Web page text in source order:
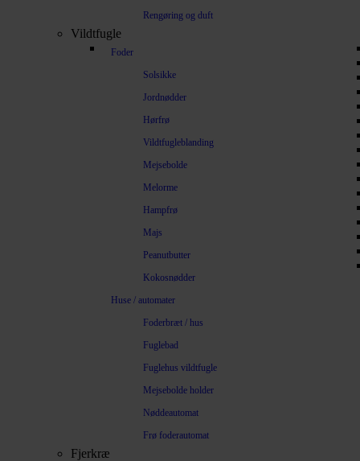
Rengøring og duft
Vildtfugle
Foder
Solsikke
Jordnødder
Hørfrø
Vildtfugleblanding
Mejsebolde
Melorme
Hampfrø
Majs
Peanutbutter
Kokosnødder
Huse / automater
Foderbræt / hus
Fuglebad
Fuglehus vildtfugle
Mejsebolde holder
Nøddeautomat
Frø foderautomat
Fjerkræ